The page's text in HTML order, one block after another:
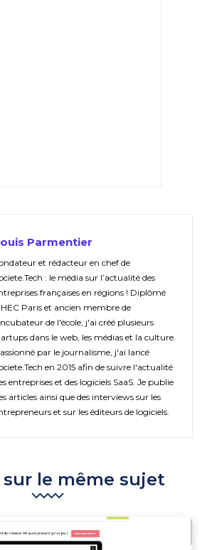
Parmentier
et rédacteur en chef de
: le média sur l’actualité des
françaises en régions ! Diplômé
Paris et ancien membre de
de l'école, j'ai créé plusieurs
dans le web, les médias et la culture.
par le journalisme, j'ai lancé
en 2015 afin de suivre l'actualité
entreprises et des logiciels SaaS. Je publie
articles ainsi que des interviews sur les
et sur les éditeurs de logiciels.
le même sujet